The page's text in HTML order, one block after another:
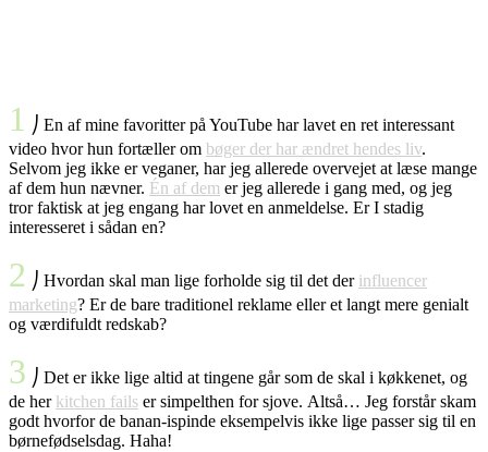
1 ⎠ En af mine favoritter på YouTube har lavet en ret interessant
video hvor hun fortæller om bøger der har ændret hendes liv.
Selvom jeg ikke er veganer, har jeg allerede overvejet at læse mange
af dem hun nævner. Én af dem er jeg allerede i gang med, og jeg
tror faktisk at jeg engang har lovet en anmeldelse. Er I stadig
interesseret i sådan en?
2 ⎠ Hvordan skal man lige forholde sig til det der influencer
marketing? Er de bare traditionel reklame eller et langt mere genialt
og værdifuldt redskab?
3 ⎠ Det er ikke lige altid at tingene går som de skal i køkkenet, og
de her kitchen fails er simpelthen for sjove. Altså… Jeg forstår skam
godt hvorfor de banan-ispinde eksempelvis ikke lige passer sig til en
børnefødselsdag. Haha!